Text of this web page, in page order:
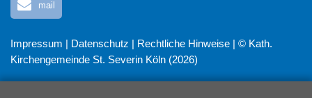
mail
Impressum | Datenschutz | Rechtliche Hinweise | © Kath.
Kirchengemeinde St. Severin Köln (2026)